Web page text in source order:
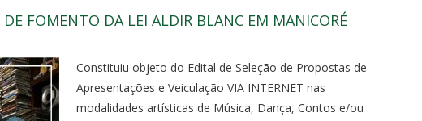
DE FOMENTO DA LEI ALDIR BLANC EM MANICORÉ
Constituiu objeto do Edital de Seleção de Propostas de
Apresentações e Veiculação VIA INTERNET nas
modalidades artísticas de Música, Dança, Contos e/ou